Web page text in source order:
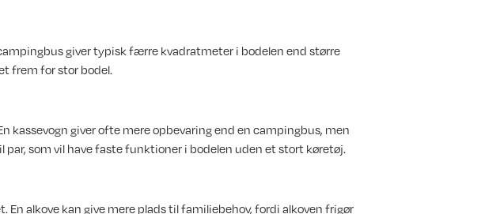
giver typisk færre kvadratmeter i bodelen end større
frem for stor bodel.
kassevogn giver ofte mere opbevaring end en campingbus, men
som vil have faste funktioner i bodelen uden et stort køretøj.
En alkove kan give mere plads til familiebehov, fordi alkoven frigør